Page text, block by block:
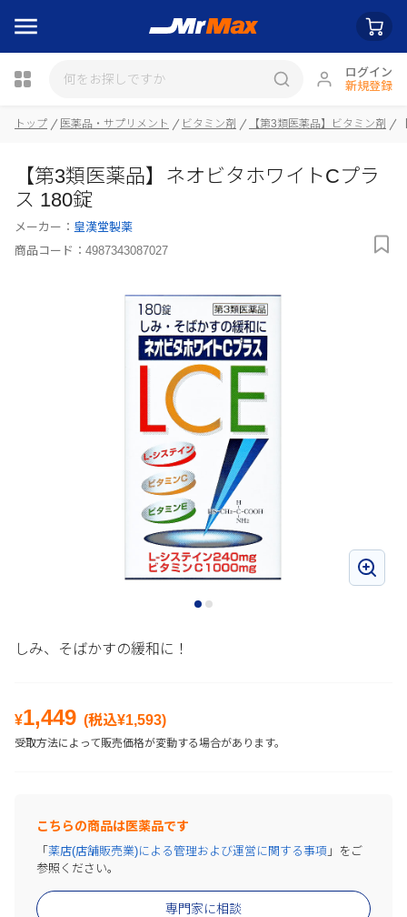
ログイン
新規登録
瓶詰
トップ 医薬品・サプリメント ビタミン剤 【第3類医薬品】ビタミン剤
【第3類医薬品】ネオビタホワイトCプラ
ス 180錠
メーカー： 皇漢堂製薬
商品コード： 4987343087027
しみ、そばかすの緩和に！
¥1,449 (税込¥1,593)
受取方法によって販売価格が変動する場合があります。
こちらの商品は医薬品です
専門家に相談
「 薬店(店舗販売業)による管理および運営に関する事項 」をご
参照ください。